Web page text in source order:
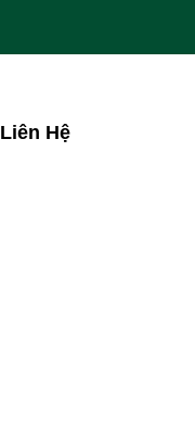
Liên Hệ